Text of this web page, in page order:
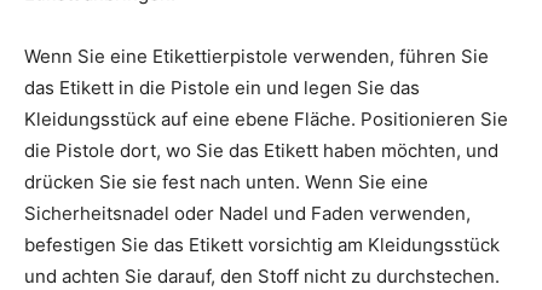
Wenn Sie eine Etikettierpistole verwenden, führen Sie
das Etikett in die Pistole ein und legen Sie das
Kleidungsstück auf eine ebene Fläche. Positionieren Sie
die Pistole dort, wo Sie das Etikett haben möchten, und
drücken Sie sie fest nach unten. Wenn Sie eine
Sicherheitsnadel oder Nadel und Faden verwenden,
befestigen Sie das Etikett vorsichtig am Kleidungsstück
und achten Sie darauf, den Stoff nicht zu durchstechen.